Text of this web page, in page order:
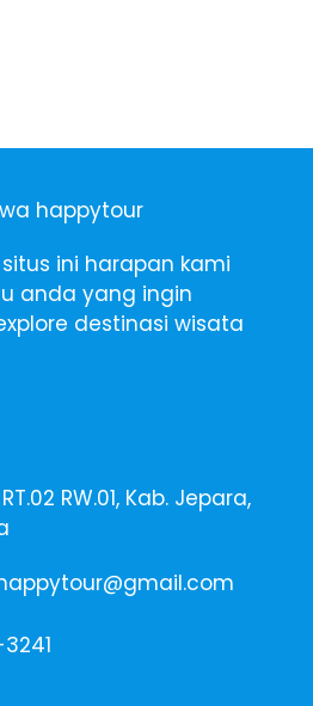
ini harapan kami
anda yang ingin
destinasi wisata
RW.01, Kab. Jepara,